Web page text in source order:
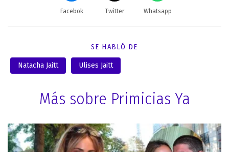
Facebok Twitter Whatsapp
SE HABLÓ DE
Natacha Jaitt Ulises Jaitt
Más sobre Primicias Ya